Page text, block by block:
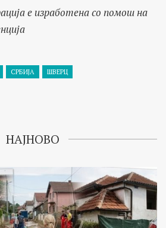
е изработена со помош на
СРБИЈА ШВЕРЦ
НАЈНОВО